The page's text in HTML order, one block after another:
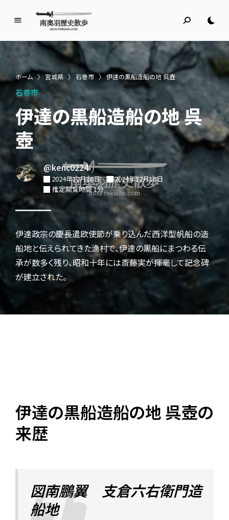
奥
羽
歴
史
散
歩
名所旧跡と館めぐり
ホーム 〉 宮城県 〉 石巻市 〉 伊達の黒船造船の地 呉壺
石巻市
伊達の黒船造船の地 呉
壺
@kenc0224
2024年12月16日
2024年12月16日
推定閲覧時間 1分
伊達政宗の慶長遣欧使節が乗り込んだ西洋型帆船の造
船地と伝えられてきた漁村で、伊達の黒船にまつわる伝
承が数多く残り、昭和十年には斎藤実が揮毫して記念碑
が建立された。
伊達の黒船造船の地 呉壺の
来歴
図南鵬翼 支倉六右衛門造
船地